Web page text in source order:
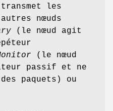
les
nœuds
(le nœud agit
(le nœud
passif et ne
paquets) ou